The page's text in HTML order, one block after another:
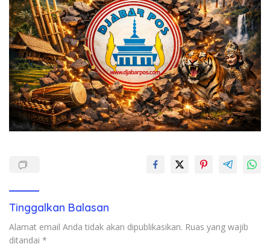
Tinggalkan Balasan
Alamat email Anda tidak akan dipublikasikan. Ruas yang wajib
ditandai *